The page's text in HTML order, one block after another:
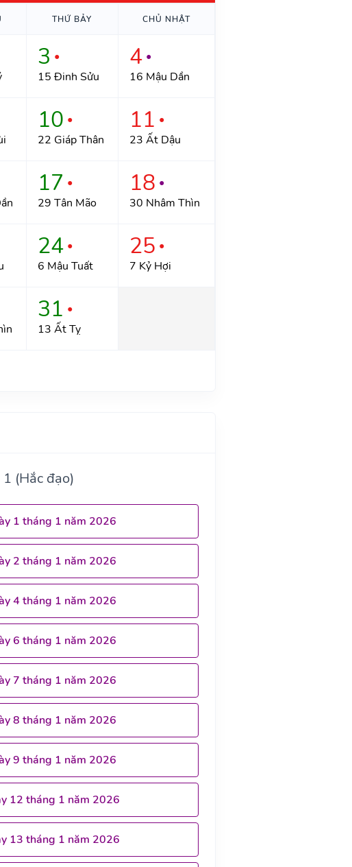
THỨ BẢY CHỦ NHẬT
3 ●
15 Đinh Sửu
4 ●
16 Mậu Dần
10 ●
22 Giáp Thân
11 ●
23 Ất Dậu
17 ●
29 Tân Mão
18 ●
30 Nhâm Thìn
24 ●
6 Mậu Tuất
25 ●
7 Kỷ Hợi
31 ●
13 Ất Tỵ
(Hắc đạo)
1 tháng 1 năm 2026
2 tháng 1 năm 2026
4 tháng 1 năm 2026
6 tháng 1 năm 2026
7 tháng 1 năm 2026
8 tháng 1 năm 2026
9 tháng 1 năm 2026
12 tháng 1 năm 2026
13 tháng 1 năm 2026